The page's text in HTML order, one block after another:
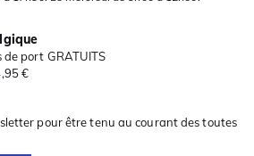
de port GRATUITS
€
pour être tenu au courant des toutes